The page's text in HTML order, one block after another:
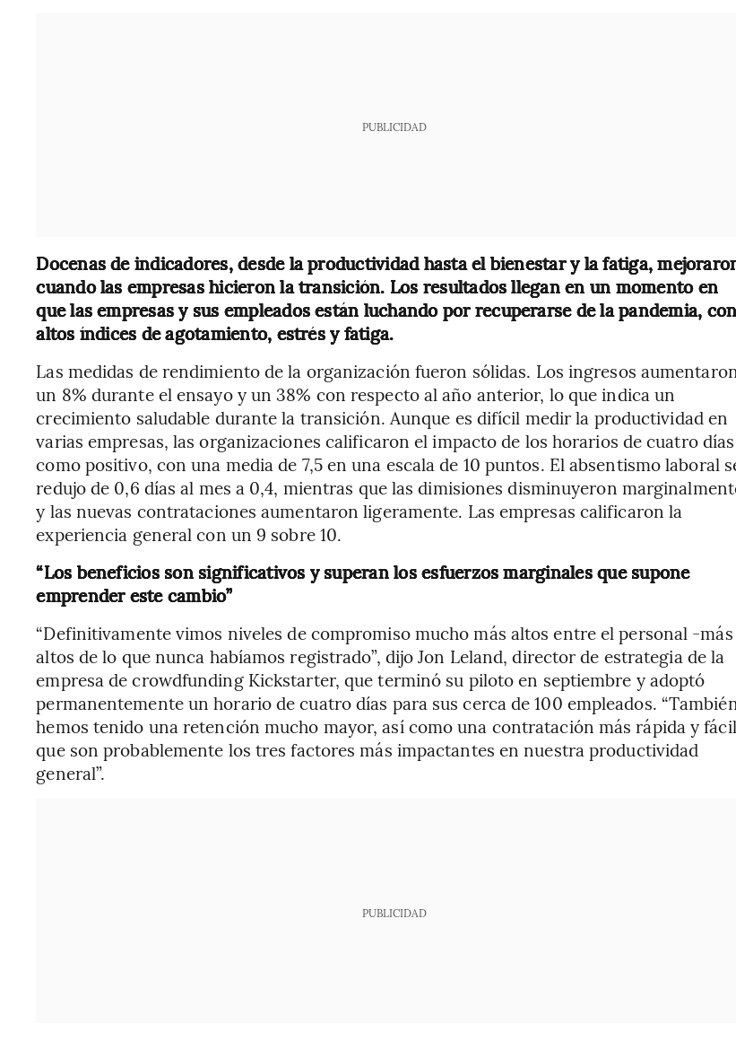
PUBLICIDAD
Docenas de indicadores, desde la productividad hasta el bienestar y la fatiga,
cuando las empresas hicieron la transición. Los resultados llegan en un momento en
que las empresas y sus empleados están luchando por recuperarse de la pandemia, con
altos índices de agotamiento, estrés y fatiga.
Las medidas de rendimiento de la organización fueron sólidas. Los ingresos
un 8% durante el ensayo y un 38% con respecto al año anterior, lo que indica un
crecimiento saludable durante la transición. Aunque es difícil medir la productividad en
varias empresas, las organizaciones calificaron el impacto de los horarios de cuatro días
como positivo, con una media de 7,5 en una escala de 10 puntos. El absentismo laboral
redujo de 0,6 días al mes a 0,4, mientras que las dimisiones disminuyeron
y las nuevas contrataciones aumentaron ligeramente. Las empresas calificaron la
experiencia general con un 9 sobre 10.
“Los beneficios son significativos y superan los esfuerzos marginales que supone
emprender este cambio”
“Definitivamente vimos niveles de compromiso mucho más altos entre el personal -más
altos de lo que nunca habíamos registrado”, dijo Jon Leland, director de estrategia de la
empresa de crowdfunding Kickstarter, que terminó su piloto en septiembre y adoptó
permanentemente un horario de cuatro días para sus cerca de 100 empleados.
hemos tenido una retención mucho mayor, así como una contratación más rápida y
que son probablemente los tres factores más impactantes en nuestra productividad
general”.
PUBLICIDAD